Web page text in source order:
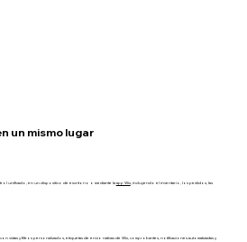
un mismo lugar
unificado, en un dispositivo de escritorio o mediante laapp Wix, incluyendo el inventario, los pedidos, las
vistas y filtros personalizados, etiquetas de envío nativas de Wix, comprobantes, notificaciones automatizadas y